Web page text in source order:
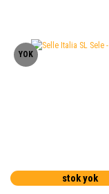
YOK
stok yok